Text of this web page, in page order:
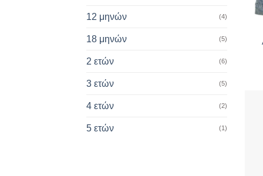
12 μηνών (4)
18 μηνών (5)
2 ετών (6)
3 ετών (5)
4 ετών (2)
5 ετών (1)
+